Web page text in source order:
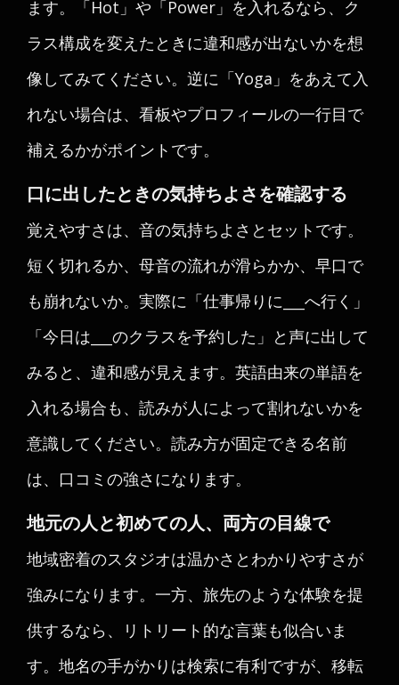
ます。「Hot」や「Power」を入れるなら、ク
ラス構成を変えたときに違和感が出ないかを想
像してみてください。逆に「Yoga」をあえて入
れない場合は、看板やプロフィールの一行目で
補えるかがポイントです。
口に出したときの気持ちよさを確認する
覚えやすさは、音の気持ちよさとセットです。
短く切れるか、母音の流れが滑らかか、早口で
も崩れないか。実際に「仕事帰りに___へ行く」
「今日は___のクラスを予約した」と声に出して
みると、違和感が見えます。英語由来の単語を
入れる場合も、読みが人によって割れないかを
意識してください。読み方が固定できる名前
は、口コミの強さになります。
地元の人と初めての人、両方の目線で
地域密着のスタジオは温かさとわかりやすさが
強みになります。一方、旅先のような体験を提
供するなら、リトリート的な言葉も似合いま
す。地名の手がかりは検索に有利ですが、移転